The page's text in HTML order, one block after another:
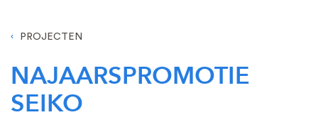
PROJECTEN
NAJAARSPROMOTIE
SEIKO